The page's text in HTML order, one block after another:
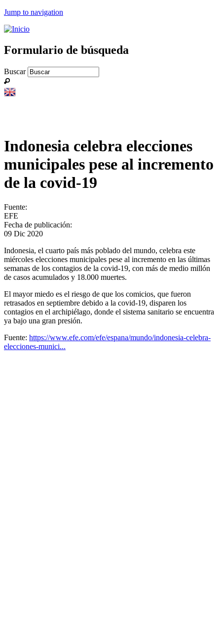
Jump to navigation
Formulario de búsqueda
Buscar
Indonesia celebra elecciones
municipales pese al incremento
de la covid-19
Fuente:
EFE
Fecha de publicación:
09 Dic 2020
Indonesia, el cuarto país más poblado del mundo, celebra este
miércoles elecciones municipales pese al incremento en las últimas
semanas de los contagios de la covid-19, con más de medio millón
de casos acumulados y 18.000 muertes.
El mayor miedo es el riesgo de que los comicios, que fueron
retrasados en septiembre debido a la covid-19, disparen los
contagios en el archipiélago, donde el sistema sanitario se encuentra
ya bajo una gran presión.
Fuente: https://www.efe.com/efe/espana/mundo/indonesia-celebra-
elecciones-munici...